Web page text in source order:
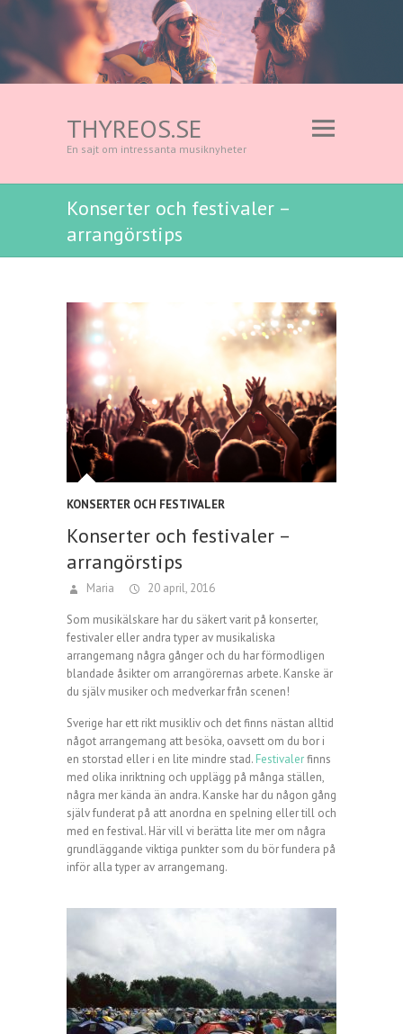
THYREOS.SE
En sajt om intressanta musiknyheter
Konserter och festivaler –
arrangörstips
KONSERTER OCH FESTIVALER
Konserter och festivaler –
arrangörstips
Maria 20 april, 2016
Som musikälskare har du säkert varit på konserter,
festivaler eller andra typer av musikaliska
arrangemang några gånger och du har förmodligen
blandade åsikter om arrangörernas arbete. Kanske är
du själv musiker och medverkar från scenen!
Sverige har ett rikt musikliv och det finns nästan alltid
något arrangemang att besöka, oavsett om du bor i
en storstad eller i en lite mindre stad. Festivalerfinns
med olika inriktning och upplägg på många ställen,
några mer kända än andra. Kanske har du någon gång
själv funderat på att anordna en spelning eller till och
med en festival. Här vill vi berätta lite mer om några
grundläggande viktiga punkter som du bör fundera på
inför alla typer av arrangemang.